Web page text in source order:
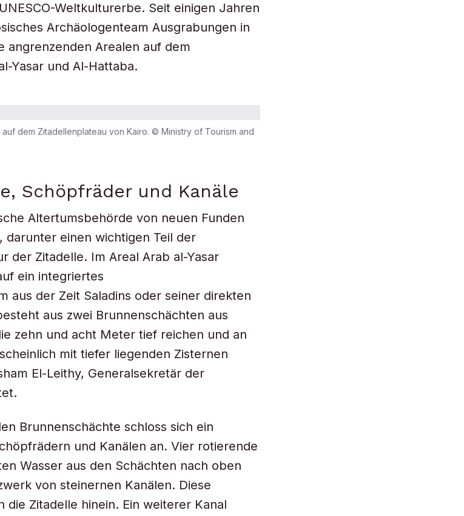
Weltkulturerbe. Seit einigen Jahren
Archäologenteam Ausgrabungen in
angrenzenden Arealen auf dem
Yasar und Al-Hattaba.
dem Zitadellenplateau von Kairo. © Ministry of Tourism and
Schöpfräder und Kanäle
Altertumsbehörde von neuen Funden
darunter einen wichtigen Teil der
der Zitadelle. Im Areal Arab al-Yasar
ein integriertes
aus der Zeit Saladins oder seiner direkten
aus zwei Brunnenschächten aus
zehn und acht Meter tief reichen und an
mit tiefer liegenden Zisternen
El-Leithy, Generalsekretär der
Brunnenschächte schloss sich ein
und Kanälen an. Vier rotierende
Wasser aus den Schächten nach oben
von steinernen Kanälen. Diese
die Zitadelle hinein. Ein weiterer Kanal